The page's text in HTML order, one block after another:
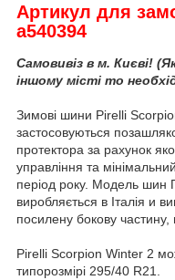
Артикул для
a540394
Самовивіз в м. Києві!
іншому місті то
Зимові шини Pirelli
застосовуються
протектора за рахунок
управління та
період року. Модель шин
виробляється в Італія и
посилену бокову
Pirelli Scorpion Winter 2
типорозмірі 295/40 R21.